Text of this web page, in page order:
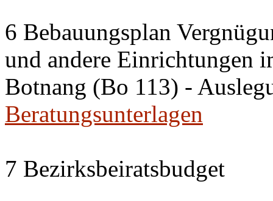
6 Bebauungsplan
und andere Einrichtungen
Botnang (Bo 113) -
Beratungsunterlagen
7 Bezirksbeiratsbudget